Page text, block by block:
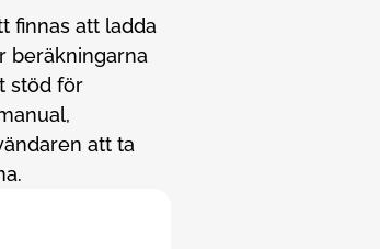
finnas att ladda
beräkningarna
stöd för
att ta